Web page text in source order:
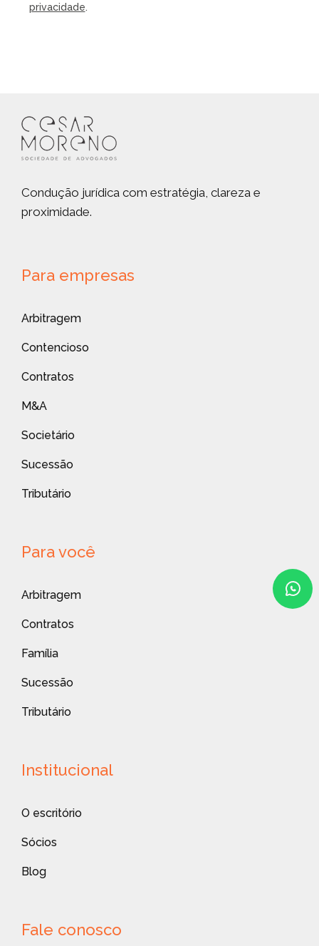
privacidade.
Condução jurídica com estratégia, clareza e
proximidade.
Para empresas
Arbitragem
Contencioso
Contratos
M&A
Societário
Sucessão
Tributário
Para você
Arbitragem
Contratos
Família
Sucessão
Tributário
Institucional
O escritório
Sócios
Blog
Fale conosco